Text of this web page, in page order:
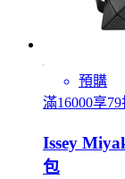
預購
滿16000享79
Issey
包